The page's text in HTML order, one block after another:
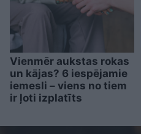
Vienmēr aukstas rokas
un kājas? 6 iespējamie
iemesli – viens no tiem
ir ļoti izplatīts